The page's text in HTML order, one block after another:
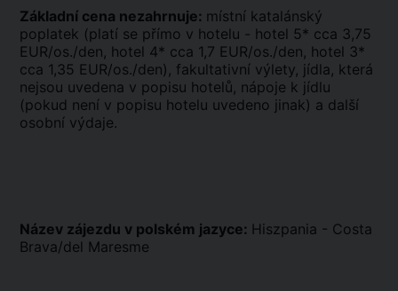
Základní cena nezahrnuje: místní katalánský
poplatek (platí se přímo v hotelu - hotel 5* cca 3,75
EUR/os./den, hotel 4* cca 1,7 EUR/os./den, hotel 3*
cca 1,35 EUR/os./den), fakultativní výlety, jídla, která
nejsou uvedena v popisu hotelů, nápoje k jídlu
(pokud není v popisu hotelu uvedeno jinak) a další
osobní výdaje.
Název zájezdu v polském jazyce: Hiszpania - Costa
Brava/del Maresme